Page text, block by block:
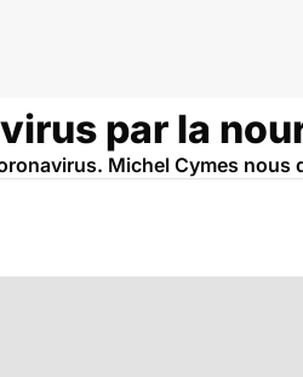
par la
Michel Cymes nous